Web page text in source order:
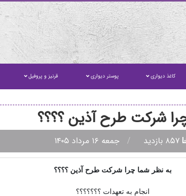
کاغذ دیواری پوستر دیواری قرنیز و پروفیل
شرکت طرح آذین ؟؟؟؟
جمعه ۱۶ مرداد ۱۴۰۵
به نظر شما چرا شرکت طرح آذین ؟؟؟؟
انجام به تعهدات ؟؟؟؟؟؟؟